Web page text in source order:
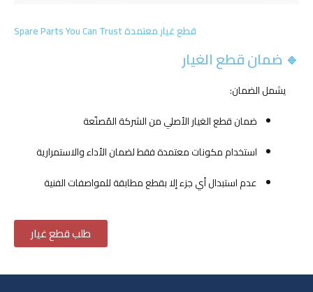
قطع غيار معتمدة Spare Parts You Can Trust
🔹 ضمان قطع الغيار
يشمل الضمان:
ضمان قطع الغيار الأصلي من الشركة المُصنّعة
استخدام مكونات معتمدة فقط لضمان الأداء والاستمرارية
عدم استبدال أي جزء إلا بقطع مطابقة للمواصفات الفنية
طلب قطع غيار